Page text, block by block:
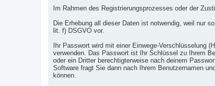
Im Rahmen des Registrierungsprozesses oder der
Die Erhebung all dieser Daten ist notwendig, weil nur
lit. f) DSGVO vor.
Ihr Passwort wird mit einer Einwege-Verschlüsselung
verwenden. Das Passwort ist Ihr Schlüssel zu Ihrem
oder ein Dritter berechtigterweise nach deinem
Software fragt Sie dann nach Ihrem Benutzernamen
können.